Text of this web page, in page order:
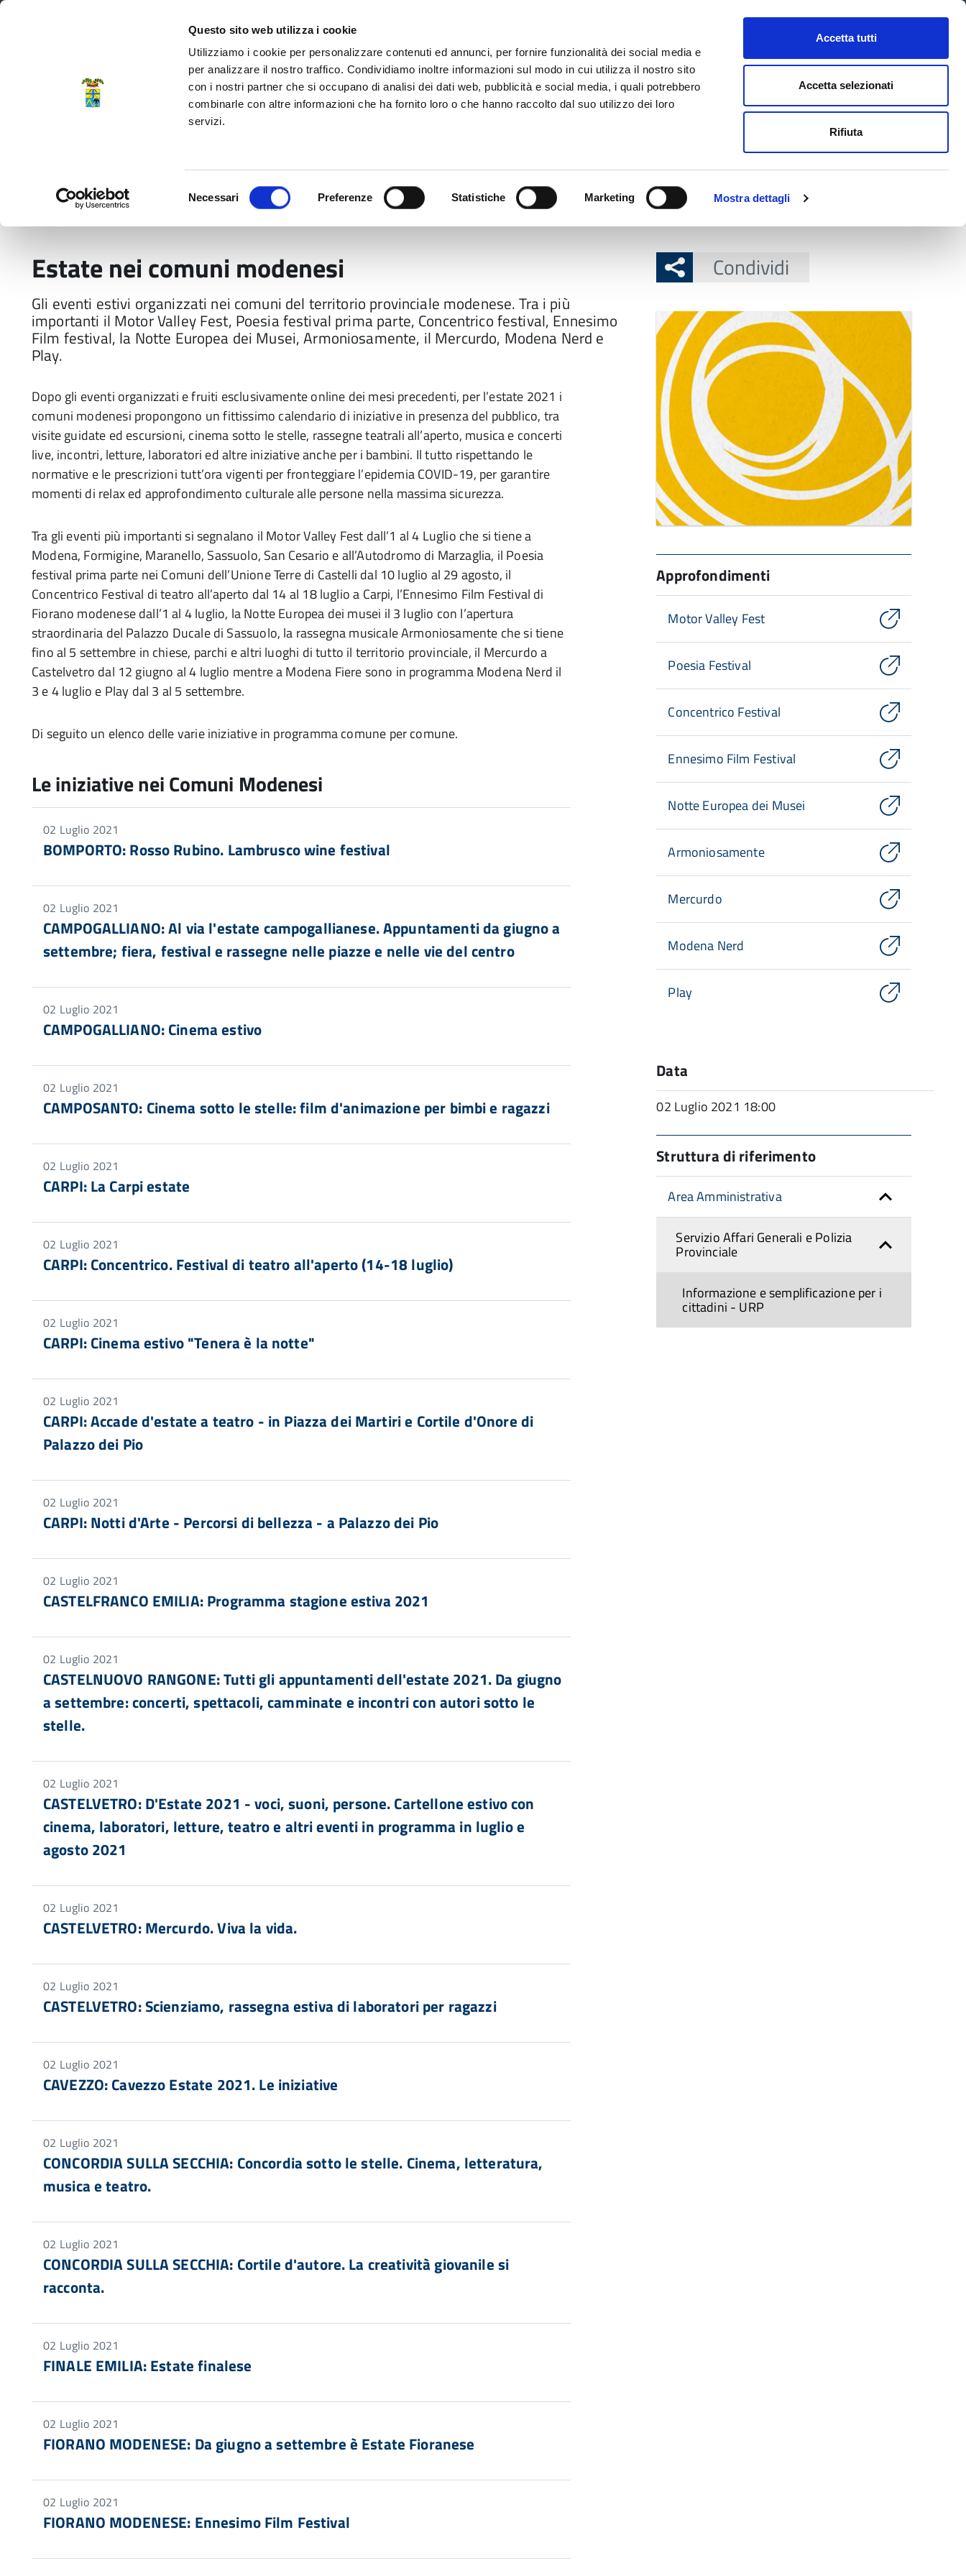
Questo sito web utilizza i cookie
Utilizziamo i cookie per personalizzare contenuti ed annunci, per fornire funzionalità dei social media e
per analizzare il nostro traffico. Condividiamo inoltre informazioni sul modo in cui utilizza il nostro sito
con i nostri partner che si occupano di analisi dei dati web, pubblicità e social media, i quali potrebbero
combinarle con altre informazioni che ha fornito loro o che hanno raccolto dal suo utilizzo dei loro
servizi.
Necessari Preferenze Statistiche Marketing Mostra dettagli
Accetta tutti
Accetta selezionati
Rifiuta
CONTATTI URP SERVIZI ONLINE
Provincia di Modena
Seguici su FacebookTwitterInstagram
LinkedIn
cerca nel sito
Estate nei comuni modenesi
Gli eventi estivi organizzati nei comuni del territorio provinciale modenese. Tra i più
importanti il Motor Valley Fest, Poesia festival prima parte, Concentrico festival, Ennesimo
Film festival, la Notte Europea dei Musei, Armoniosamente, il Mercurdo, Modena Nerd e
Play.
Dopo gli eventi organizzati e fruiti esclusivamente online dei mesi precedenti, per l’estate 2021 i
comuni modenesi propongono un fittissimo calendario di iniziative in presenza del pubblico, tra
visite guidate ed escursioni, cinema sotto le stelle, rassegne teatrali all’aperto, musica e concerti
live, incontri, letture, laboratori ed altre iniziative anche per i bambini. Il tutto rispettando le
normative e le prescrizioni tutt’ora vigenti per fronteggiare l’epidemia COVID-19, per garantire
momenti di relax ed approfondimento culturale alle persone nella massima sicurezza.
Tra gli eventi più importanti si segnalano il Motor Valley Fest dall’1 al 4 Luglio che si tiene a
Modena, Formigine, Maranello, Sassuolo, San Cesario e all’Autodromo di Marzaglia, il Poesia
festival prima parte nei Comuni dell’Unione Terre di Castelli dal 10 luglio al 29 agosto, il
Concentrico Festival di teatro all’aperto dal 14 al 18 luglio a Carpi, l’Ennesimo Film Festival di
Fiorano modenese dall’1 al 4 luglio, la Notte Europea dei musei il 3 luglio con l’apertura
straordinaria del Palazzo Ducale di Sassuolo, la rassegna musicale Armoniosamente che si tiene
fino al 5 settembre in chiese, parchi e altri luoghi di tutto il territorio provinciale, il Mercurdo a
Castelvetro dal 12 giugno al 4 luglio mentre a Modena Fiere sono in programma Modena Nerd il
3 e 4 luglio e Play dal 3 al 5 settembre.
Di seguito un elenco delle varie iniziative in programma comune per comune.
Le iniziative nei Comuni Modenesi
02 Luglio 2021
BOMPORTO: Rosso Rubino. Lambrusco wine festival
02 Luglio 2021
CAMPOGALLIANO: Al via l'estate campogallianese. Appuntamenti da giugno a
settembre; fiera, festival e rassegne nelle piazze e nelle vie del centro
02 Luglio 2021
CAMPOGALLIANO: Cinema estivo
02 Luglio 2021
CAMPOSANTO: Cinema sotto le stelle: film d'animazione per bimbi e ragazzi
02 Luglio 2021
CARPI: La Carpi estate
02 Luglio 2021
CARPI: Concentrico. Festival di teatro all'aperto (14-18 luglio)
02 Luglio 2021
CARPI: Cinema estivo "Tenera è la notte"
02 Luglio 2021
CARPI: Accade d'estate a teatro - in Piazza dei Martiri e Cortile d'Onore di
Palazzo dei Pio
02 Luglio 2021
CARPI: Notti d'Arte - Percorsi di bellezza - a Palazzo dei Pio
02 Luglio 2021
CASTELFRANCO EMILIA: Programma stagione estiva 2021
02 Luglio 2021
CASTELNUOVO RANGONE: Tutti gli appuntamenti dell'estate 2021. Da giugno
a settembre: concerti, spettacoli, camminate e incontri con autori sotto le
stelle.
02 Luglio 2021
CASTELVETRO: D'Estate 2021 - voci, suoni, persone. Cartellone estivo con
cinema, laboratori, letture, teatro e altri eventi in programma in luglio e
agosto 2021
02 Luglio 2021
CASTELVETRO: Mercurdo. Viva la vida.
02 Luglio 2021
CASTELVETRO: Scienziamo, rassegna estiva di laboratori per ragazzi
02 Luglio 2021
CAVEZZO: Cavezzo Estate 2021. Le iniziative
02 Luglio 2021
CONCORDIA SULLA SECCHIA: Concordia sotto le stelle. Cinema, letteratura,
musica e teatro.
02 Luglio 2021
CONCORDIA SULLA SECCHIA: Cortile d'autore. La creatività giovanile si
racconta.
02 Luglio 2021
FINALE EMILIA: Estate finalese
02 Luglio 2021
FIORANO MODENESE: Da giugno a settembre è Estate Fioranese
02 Luglio 2021
FIORANO MODENESE: Ennesimo Film Festival
Condividi
Approfondimenti
Motor Valley Fest
Poesia Festival
Concentrico Festival
Ennesimo Film Festival
Notte Europea dei Musei
Armoniosamente
Mercurdo
Modena Nerd
Play
Data
02 Luglio 2021 18:00
Struttura di riferimento
Area Amministrativa
Servizio Affari Generali e Polizia
Provinciale
Informazione e semplificazione per i
cittadini - URP